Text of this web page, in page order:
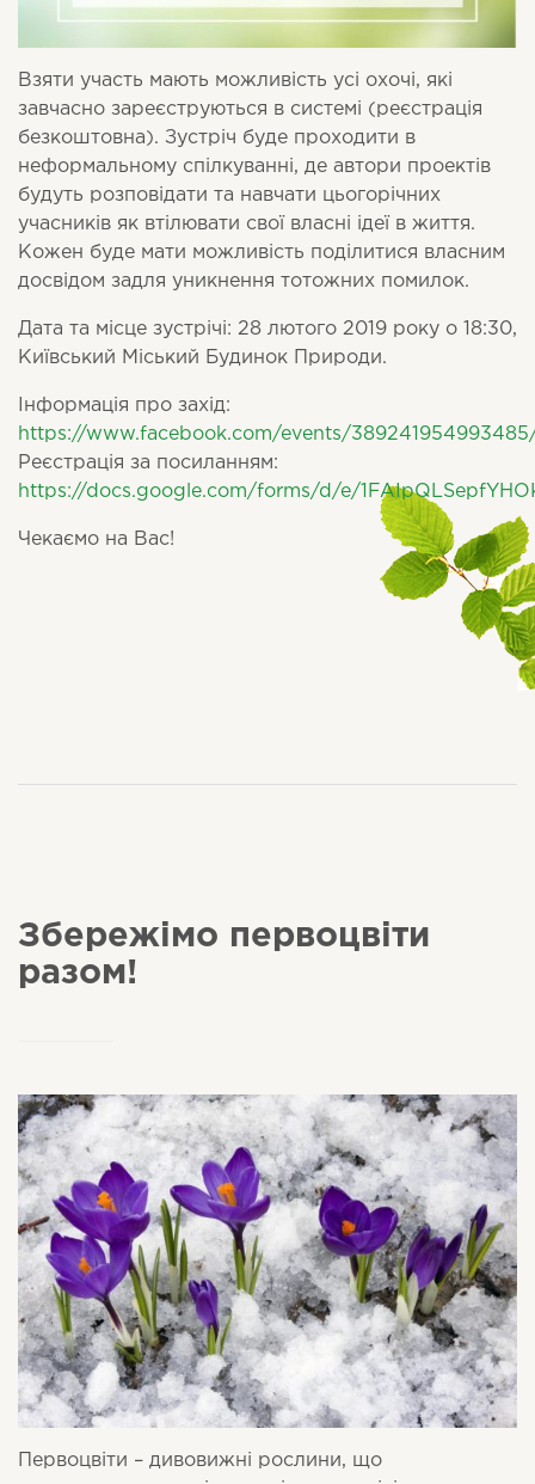
Взяти участь мають можливість усі охочі, які
завчасно зареєструються в системі (реєстрація
безкоштовна). Зустріч буде проходити в
неформальному спілкуванні, де автори проектів
будуть розповідати та навчати цьогорічних
учасників як втілювати свої власні ідеї в життя.
Кожен буде мати можливість поділитися власним
досвідом задля уникнення тотожних помилок.
Дата та місце зустрічі: 28 лютого 2019 року о 18:30,
Київський Міський Будинок Природи.
Інформація про захід:
https://www.facebook.com/events/
Реєстрація за посиланням:
https://docs.google.com/forms/d/e/
Чекаємо на Вас!
Збережімо первоцвіти
разом!
Первоцвіти – дивовижні рослини, що